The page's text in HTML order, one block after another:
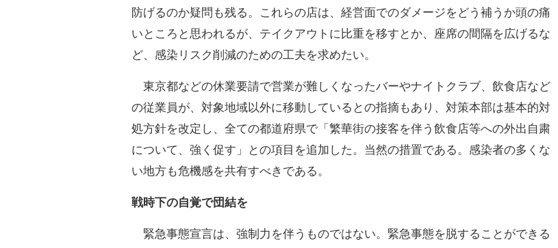
防げるのか疑問も残る。これらの店は、経営面でのダメージをどう補うか頭の痛
いところと思われるが、テイクアウトに比重を移すとか、座席の間隔を広げるな
ど、感染リスク削減のための工夫を求めたい。
東京都などの休業要請で営業が難しくなったバーやナイトクラブ、飲食店など
の従業員が、対象地域以外に移動しているとの指摘もあり、対策本部は基本的対
処方針を改定し、全ての都道府県で「繁華街の接客を伴う飲食店等への外出自粛
について、強く促す」との項目を追加した。当然の措置である。感染者の多くな
い地方も危機感を共有すべきである。
戦時下の自覚で団結を
緊急事態宣言は、強制力を伴うものではない。緊急事態を脱することができる